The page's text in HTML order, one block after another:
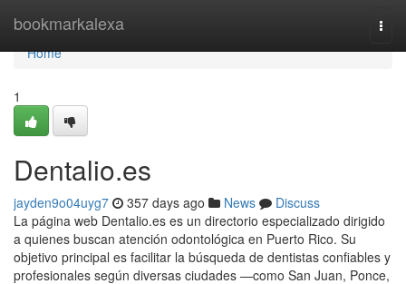
bookmarkalexa
Home
Home
1
Dentalio.es
jayden9o04uyg7 357 days ago News
Discuss
La página web Dentalio.es es un directorio especializado dirigido
a quienes buscan atención odontológica en Puerto Rico. Su
objetivo principal es facilitar la búsqueda de dentistas confiables y
profesionales según diversas ciudades —como San Juan, Ponce,